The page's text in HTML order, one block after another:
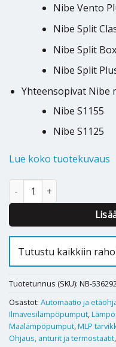
Nibe Vento
Nibe Split
Nibe Split
Nibe Split
Yhteensopivat Nibe
Nibe S1155
Nibe S1125
Lue koko tuotekuvaus
Signaalinvahvistin /
Alternative:
Tutustu kaikkiin
Tuotetunnus (SKU): NB-
Osastot: Automaatio ja
Ilmavesilämpöpumput,
Maalämpöpumput,MLP
Ohjaus, anturit ja termostaatit,